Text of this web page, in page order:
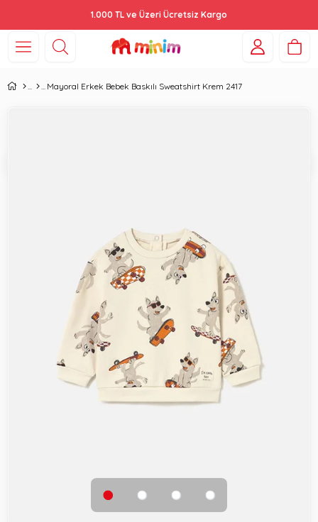
1.000 TL ve Üzeri Ücretsiz Kargo
Mayoral Erkek Bebek Baskılı Sweatshirt Krem 2417